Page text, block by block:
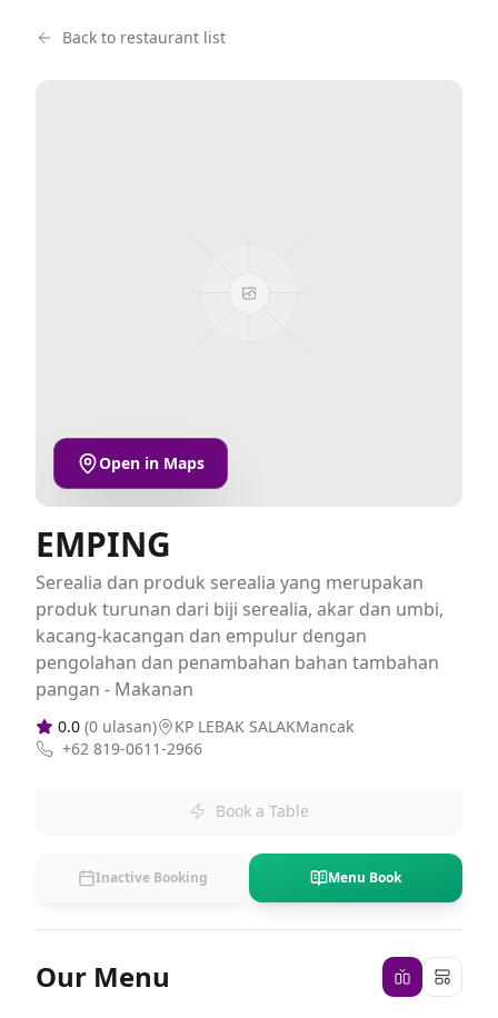
Back to restaurant list
Open in Maps
EMPING
Serealia dan produk serealia yang merupakan
produk turunan dari biji serealia, akar dan umbi,
kacang-kacangan dan empulur dengan
pengolahan dan penambahan bahan tambahan
pangan - Makanan
0.0 (0 ulasan)
KP LEBAK SALAKMancak
+62 819-0611-2966
Book a Table
Inactive Booking Menu Book
Our Menu